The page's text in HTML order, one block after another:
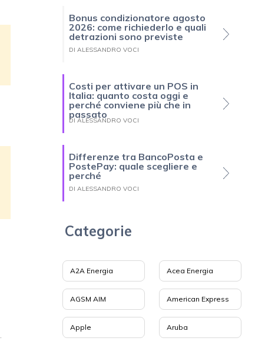
Bonus condizionatore agosto
2026: come richiederlo e quali
detrazioni sono previste
DI ALESSANDRO VOCI
Costi per attivare un POS in
Italia: quanto costa oggi e
perché conviene più che in
passato
DI ALESSANDRO VOCI
Differenze tra BancoPosta e
PostePay: quale scegliere e
perché
DI ALESSANDRO VOCI
Categorie
A2A Energia Acea Energia
AGSM AIM American Express
Apple Aruba